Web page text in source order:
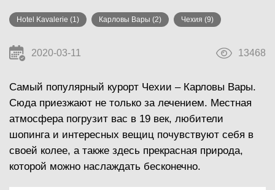
Hotel Kavalerie (1) Карловы Вары (2) Чехия (9)
2020-03-11 13468
Самый популярный курорт Чехии – Карловы Вары.
Сюда приезжают не только за лечением. Местная
атмосфера погрузит вас в 19 век, любители
шопинга и интересных вещиц почувствуют себя в
своей колее, а также здесь прекрасная природа,
которой можно наслаждать бесконечно.